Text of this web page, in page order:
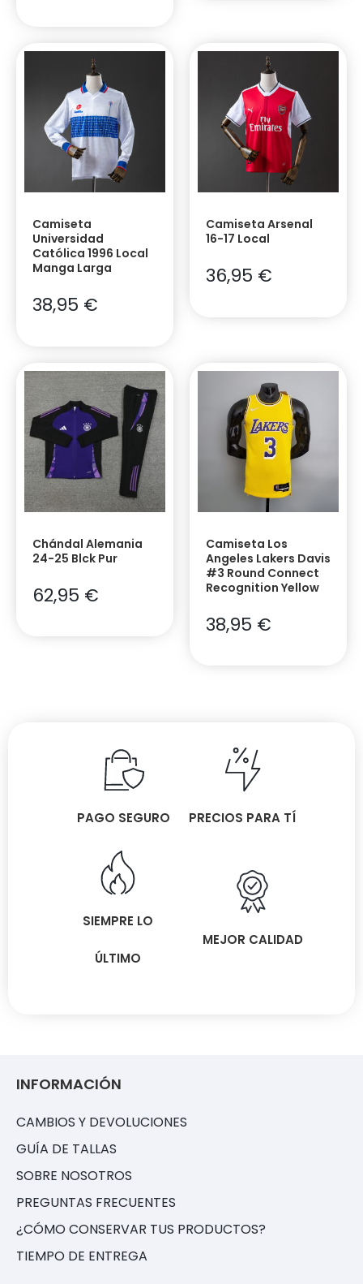
Camiseta
Universidad
Católica 1996 Local
Manga Larga
38,95 €
Camiseta Arsenal
16-17 Local
36,95 €
Chándal Alemania
24-25 Blck Pur
62,95 €
Camiseta Los
Angeles Lakers Davis
#3 Round Connect
Recognition Yellow
38,95 €
PAGO SEGURO PRECIOS PARA TÍ
SIEMPRE LO
ÚLTIMO
MEJOR CALIDAD
INFORMACIÓN
CAMBIOS Y DEVOLUCIONES
GUÍA DE TALLAS
SOBRE NOSOTROS
PREGUNTAS FRECUENTES
¿CÓMO CONSERVAR TUS PRODUCTOS?
TIEMPO DE ENTREGA